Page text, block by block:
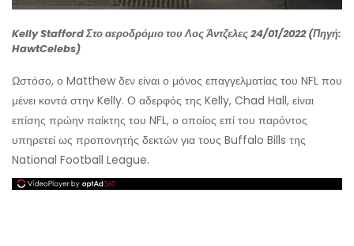
Kelly Stafford Στο αεροδρόμιο του Λος Άντζελες 24/01/2022 (Πηγή:
HawtCelebs)
Ωστόσο, ο Matthew δεν είναι ο μόνος επαγγελματίας του NFL που
μένει κοντά στην Kelly. Ο αδερφός της Kelly, Chad Hall, είναι
επίσης πρώην παίκτης του NFL, ο οποίος επί του παρόντος
υπηρετεί ως προπονητής δεκτών για τους Buffalo Bills της
National Football League.